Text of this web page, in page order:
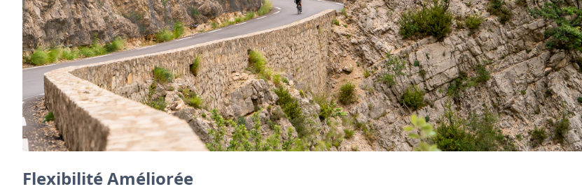
Flexibilité Améliorée